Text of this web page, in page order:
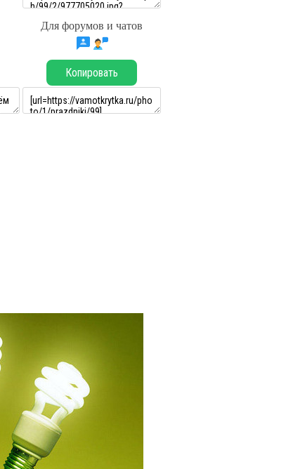
Для форумов и чатов
Копировать